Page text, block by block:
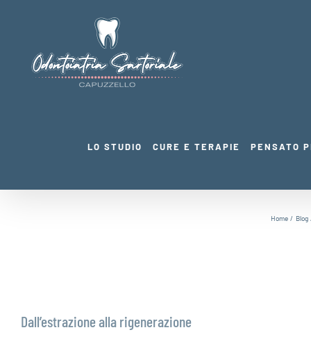
contenuto
LO STUDIO CURE E TERAPIE PENSATO
Home Blog
Dall’estrazione alla rigenerazione